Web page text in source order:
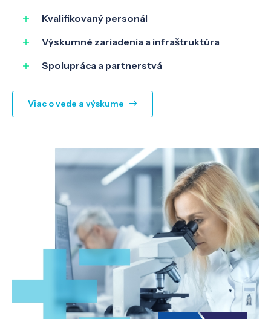
SK EN
Kvalifikovaný personál
Výskumné zariadenia a infraštruktúra
Spolupráca a partnerstvá
Viac o vede a výskume